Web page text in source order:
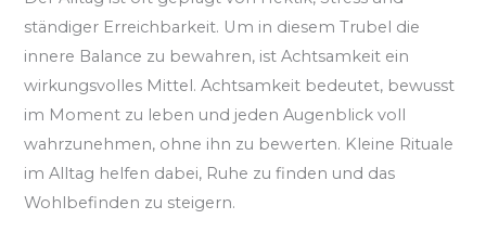
ständiger Erreichbarkeit. Um in diesem Trubel die
innere Balance zu bewahren, ist Achtsamkeit ein
wirkungsvolles Mittel. Achtsamkeit bedeutet, bewusst
im Moment zu leben und jeden Augenblick voll
wahrzunehmen, ohne ihn zu bewerten. Kleine Rituale
im Alltag helfen dabei, Ruhe zu finden und das
Wohlbefinden zu steigern.